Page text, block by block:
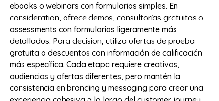
ebooks o webinars con formularios simples. En
consideration, ofrece demos, consultorías gratuitas o
assessments con formularios ligeramente más
detallados. Para decision, utiliza ofertas de prueba
gratuita o descuentos con información de calificación
más específica. Cada etapa requiere creativos,
audiencias y ofertas diferentes, pero mantén la
consistencia en branding y messaging para crear una